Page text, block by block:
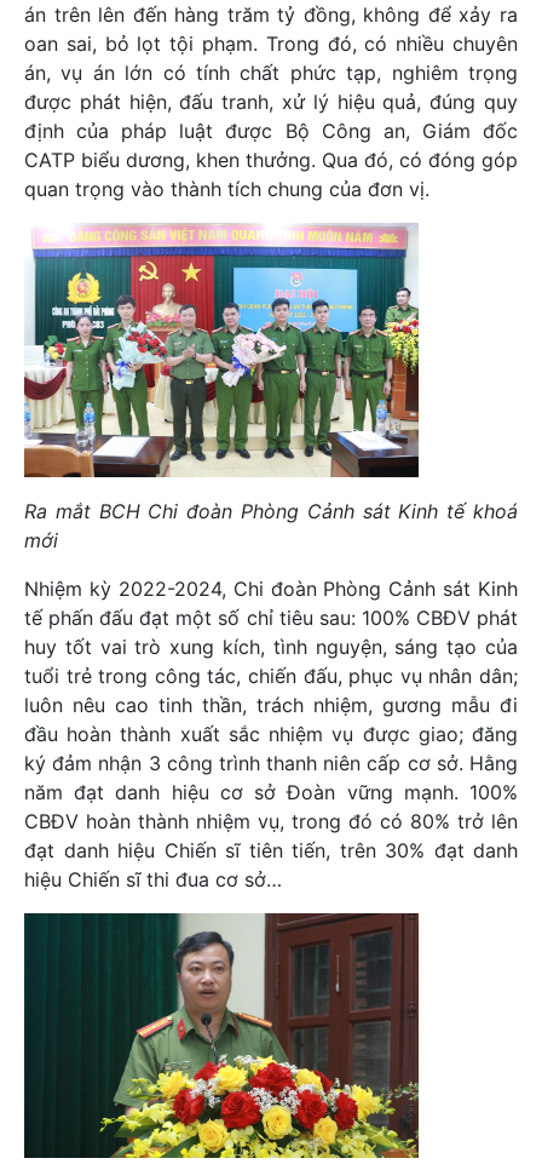
án trên lên đến hàng trăm tỷ đồng, không để xảy ra
oan sai, bỏ lọt tội phạm. Trong đó, có nhiều chuyên
án, vụ án lớn có tính chất phức tạp, nghiêm trọng
được phát hiện, đấu tranh, xử lý hiệu quả, đúng quy
định của pháp luật được Bộ Công an, Giám đốc
CATP biểu dương, khen thưởng. Qua đó, có đóng góp
quan trọng vào thành tích chung của đơn vị.
Ra mắt BCH Chi đoàn Phòng Cảnh sát Kinh tế khoá
mới
Nhiệm kỳ 2022-2024, Chi đoàn Phòng Cảnh sát Kinh
tế phấn đấu đạt một số chỉ tiêu sau: 100% CBĐV phát
huy tốt vai trò xung kích, tình nguyện, sáng tạo của
tuổi trẻ trong công tác, chiến đấu, phục vụ nhân dân;
luôn nêu cao tinh thần, trách nhiệm, gương mẫu đi
đầu hoàn thành xuất sắc nhiệm vụ được giao; đăng
ký đảm nhận 3 công trình thanh niên cấp cơ sở. Hằng
năm đạt danh hiệu cơ sở Đoàn vững mạnh. 100%
CBĐV hoàn thành nhiệm vụ, trong đó có 80% trở lên
đạt danh hiệu Chiến sĩ tiên tiến, trên 30% đạt danh
hiệu Chiến sĩ thi đua cơ sở…